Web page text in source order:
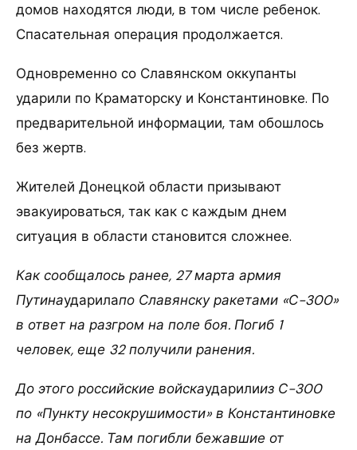
домов находятся люди, в том числе ребенок.
Спасательная операция продолжается.
Одновременно со Славянском оккупанты
ударили по Краматорску и Константиновке. По
предварительной информации, там обошлось
без жертв.
Жителей Донецкой области призывают
эвакуироваться, так как с каждым днем
ситуация в области становится сложнее.
Как сообщалось ранее, 27 марта армия
Путинаударилапо Славянску ракетами «С-300»
в ответ на разгром на поле боя. Погиб 1
человек, еще 32 получили ранения.
До этого российские войскаударилииз С-300
по «Пункту несокрушимости» в Константиновке
на Донбассе. Там погибли бежавшие от